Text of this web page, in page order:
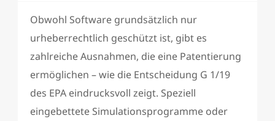
Obwohl Software grundsätzlich nur
urheberrechtlich geschützt ist, gibt es
zahlreiche Ausnahmen, die eine Patentierung
ermöglichen – wie die Entscheidung G 1/19
des EPA eindrucksvoll zeigt. Speziell
eingebettete Simulationsprogramme oder